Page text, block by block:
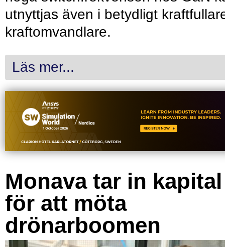
utnyttjas även i betydligt
kraftomvandlare.
Läs mer...
Monava tar in kapital
för att möta
drönarboomen